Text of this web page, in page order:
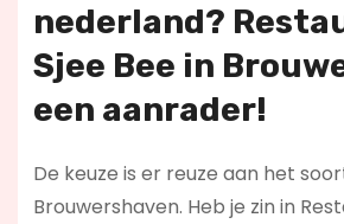
nederland?
Sjee Bee in
een aanrader!
De keuze is er reuze aan het
Brouwershaven. Heb je zin in